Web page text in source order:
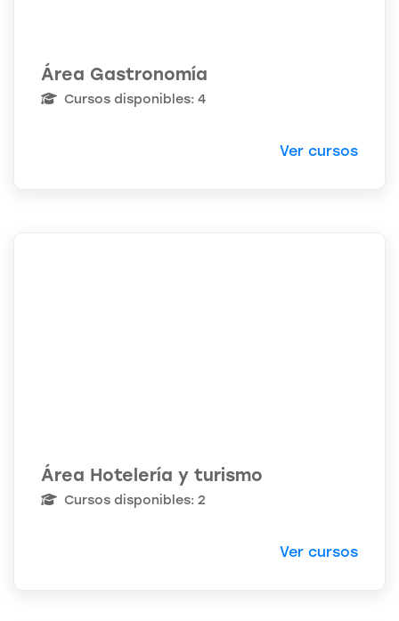
Área Gastronomía
Cursos disponibles: 4
Ver cursos
Área Hotelería y turismo
Cursos disponibles: 2
Ver cursos